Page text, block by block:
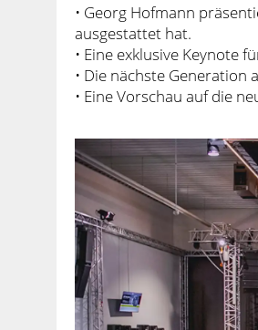
• Georg Hofmann
ausgestattet hat.
• Eine exklusive Keynote
• Die nächste Generation
• Eine Vorschau auf die